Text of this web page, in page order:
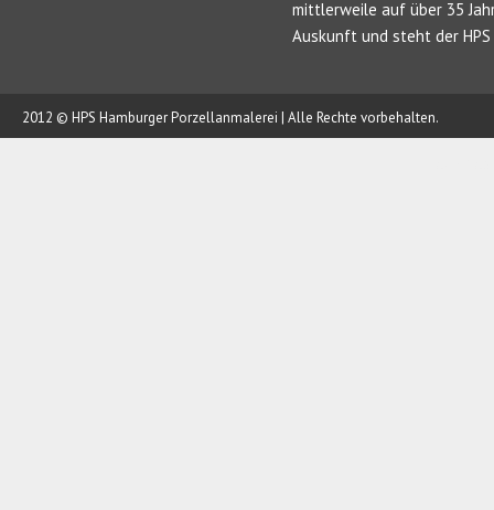
mittlerweile auf über 35
Auskunft und steht der
2012 © HPS Hamburger Porzellanmalerei | Alle Rechte vorbehalten.